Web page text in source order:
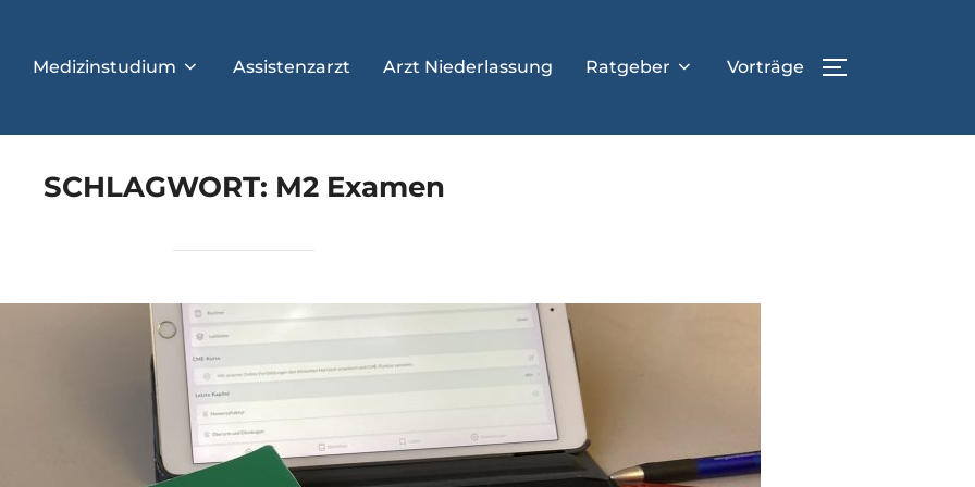
Medizinstudium Assistenzarzt Arzt Niederlassung Ratgeber Vorträge
SCHLAGWORT: M2 Examen